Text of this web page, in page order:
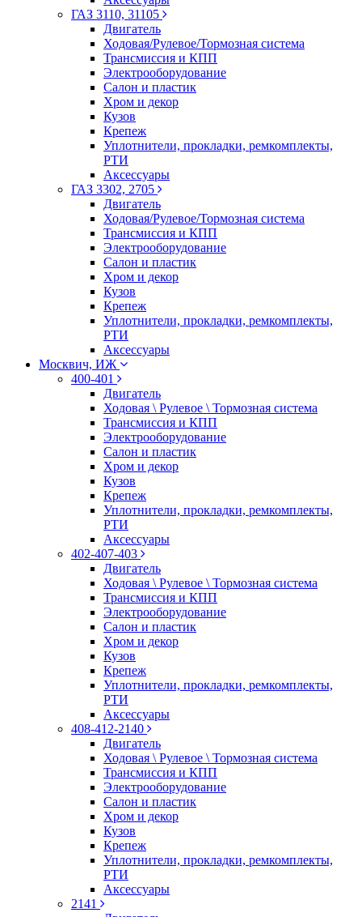
ГАЗ 3110, 31105
Двигатель
Ходовая/Рулевое/Тормозная система
Трансмиссия и КПП
Электрооборудование
Салон и пластик
Хром и декор
Кузов
Крепеж
Уплотнители, прокладки, ремкомплекты,
РТИ
Аксессуары
ГАЗ 3302, 2705
Двигатель
Ходовая/Рулевое/Тормозная система
Трансмиссия и КПП
Электрооборудование
Салон и пластик
Хром и декор
Кузов
Крепеж
Уплотнители, прокладки, ремкомплекты,
РТИ
Аксессуары
Москвич, ИЖ
400-401
Двигатель
Ходовая \ Рулевое \ Тормозная система
Трансмиссия и КПП
Электрооборудование
Салон и пластик
Хром и декор
Кузов
Крепеж
Уплотнители, прокладки, ремкомплекты,
РТИ
Аксессуары
402-407-403
Двигатель
Ходовая \ Рулевое \ Тормозная система
Трансмиссия и КПП
Электрооборудование
Салон и пластик
Хром и декор
Кузов
Крепеж
Уплотнители, прокладки, ремкомплекты,
РТИ
Аксессуары
408-412-2140
Двигатель
Ходовая \ Рулевое \ Тормозная система
Трансмиссия и КПП
Электрооборудование
Салон и пластик
Хром и декор
Кузов
Крепеж
Уплотнители, прокладки, ремкомплекты,
РТИ
Аксессуары
2141